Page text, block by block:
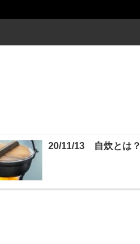
20/11/13 自炊とは？